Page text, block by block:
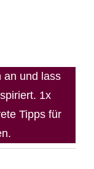
an und lass
1x
Tipps für